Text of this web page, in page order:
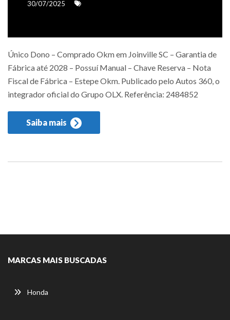
30/07/2025
Único Dono – Comprado Okm em Joinville SC – Garantia de
Fábrica até 2028 – Possuí Manual – Chave Reserva – Nota
Fiscal de Fábrica – Estepe Okm. Publicado pelo Autos 360, o
integrador oficial do Grupo OLX. Referência: 2484852
Saiba mais
MARCAS MAIS BUSCADAS
Honda